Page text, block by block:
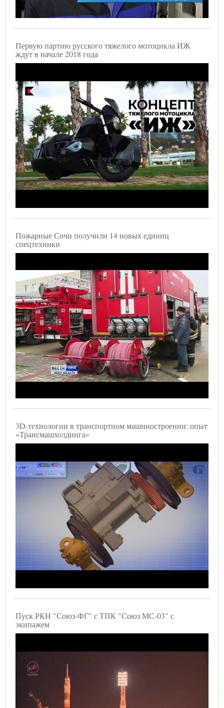
Первую партию русского тяжелого мотоцикла ИЖ
ждут в начале 2018 года
Пожарные Сочи получили 14 новых единиц
спецтехники
3D-технологии в транспортном машиностроении: опыт
«Трансмашхолдинга»
Пуск РКН "Союз-ФГ" с ТПК "Союз МС-03" с
экипажем